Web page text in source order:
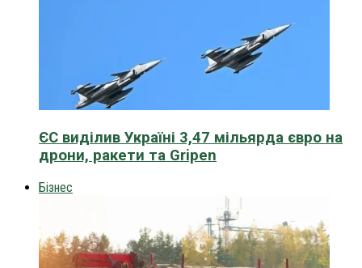
ЄС виділив Україні 3,47 мільярда євро на
дрони, ракети та Gripen
Бізнес